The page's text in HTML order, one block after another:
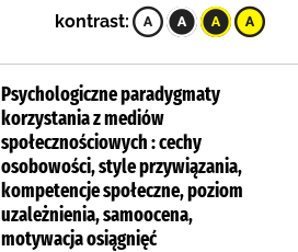
kontrast:
Psychologiczne paradygmaty
korzystania z mediów
społecznościowych : cechy
osobowości, style przywiązania,
kompetencje społeczne, poziom
uzależnienia, samoocena,
motywacja osiągnięć